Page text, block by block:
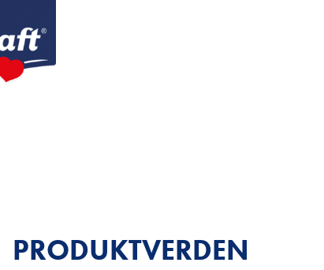
PRODUKTVERDEN
PRODUKTVERDEN